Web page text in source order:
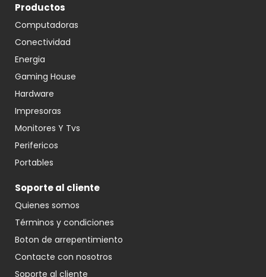
Productos
Computadoras
Conectividad
Energia
Gaming House
Hardware
Impresoras
Monitores Y Tvs
Perifericos
Portables
Soporte al cliente
Quienes somos
Términos y condiciones
Boton de arrepentimiento
Contacte con nosotros
Soporte al cliente